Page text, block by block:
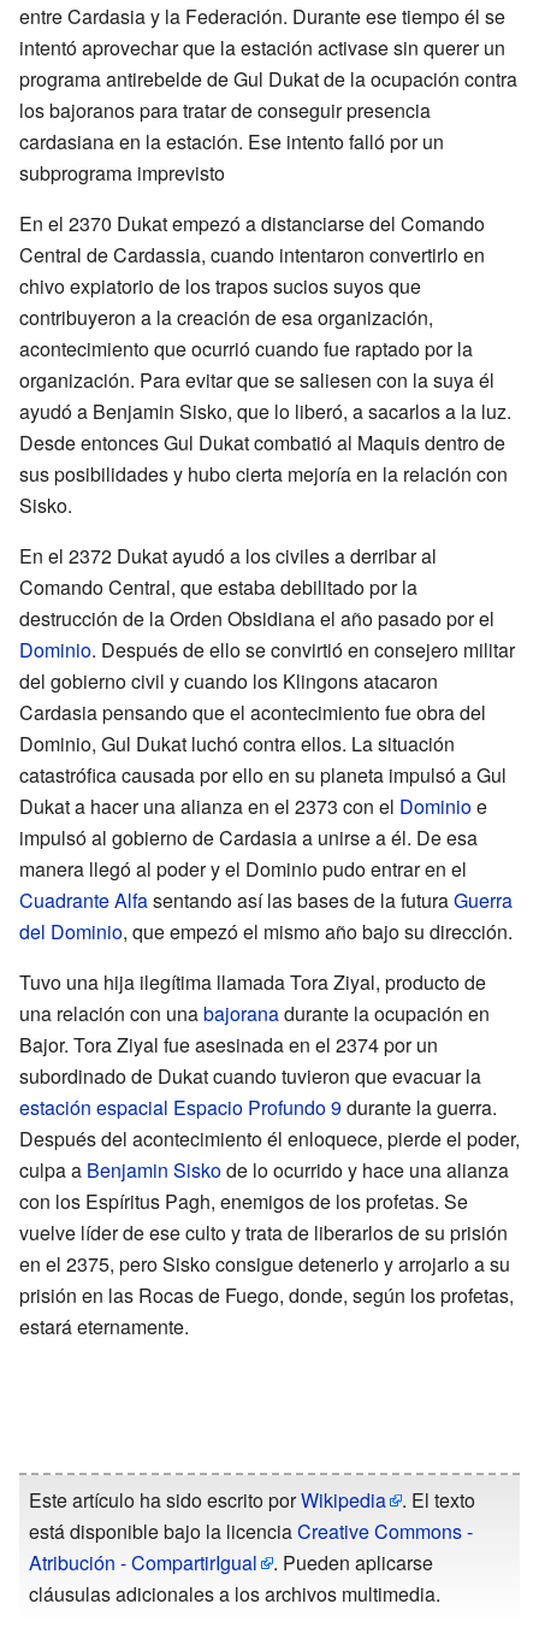
entre Cardasia y la Federación. Durante ese tiempo él se
intentó aprovechar que la estación activase sin querer un
programa antirebelde de Gul Dukat de la ocupación contra
los bajoranos para tratar de conseguir presencia
cardasiana en la estación. Ese intento falló por un
subprograma imprevisto
En el 2370 Dukat empezó a distanciarse del Comando
Central de Cardassia, cuando intentaron convertirlo en
chivo expiatorio de los trapos sucios suyos que
contribuyeron a la creación de esa organización,
acontecimiento que ocurrió cuando fue raptado por la
organización. Para evitar que se saliesen con la suya él
ayudó a Benjamin Sisko, que lo liberó, a sacarlos a la luz.
Desde entonces Gul Dukat combatió al Maquis dentro de
sus posibilidades y hubo cierta mejoría en la relación con
Sisko.
En el 2372 Dukat ayudó a los civiles a derribar al
Comando Central, que estaba debilitado por la
destrucción de la Orden Obsidiana el año pasado por el
Dominio. Después de ello se convirtió en consejero militar
del gobierno civil y cuando los Klingons atacaron
Cardasia pensando que el acontecimiento fue obra del
Dominio, Gul Dukat luchó contra ellos. La situación
catastrófica causada por ello en su planeta impulsó a Gul
Dukat a hacer una alianza en el 2373 con el Dominioe
impulsó al gobierno de Cardasia a unirse a él. De esa
manera llegó al poder y el Dominio pudo entrar en el
Cuadrante Alfasentando así las bases de la futuraGuerra
del Dominio, que empezó el mismo año bajo su dirección.
Tuvo una hija ilegítima llamada Tora Ziyal, producto de
una relación con unabajoranadurante la ocupación en
Bajor. Tora Ziyal fue asesinada en el 2374 por un
subordinado de Dukat cuando tuvieron que evacuar la
estación espacial Espacio Profundo 9durante la guerra.
Después del acontecimiento él enloquece, pierde el poder,
culpa a Benjamin Siskode lo ocurrido y hace una alianza
con los Espíritus Pagh, enemigos de los profetas. Se
vuelve líder de ese culto y trata de liberarlos de su prisión
en el 2375, pero Sisko consigue detenerlo y arrojarlo a su
prisión en las Rocas de Fuego, donde, según los profetas,
estará eternamente.
Este artículo ha sido escrito porWikipedia
. El texto
está disponible bajo la licenciaCreative Commons -
Atribución - CompartirIgual
. Pueden aplicarse
cláusulas adicionales a los archivos multimedia.